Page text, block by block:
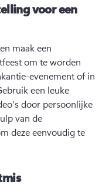
voor een
maak een
om te worden
evenement of in
een leuke
door persoonlijke
van de
deze eenvoudig te